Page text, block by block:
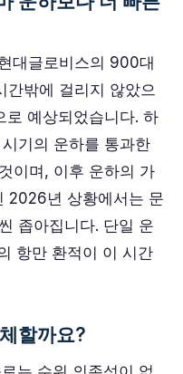
대글로비스의 900대
간밖에 걸리지 않았으
예상되었습니다. 하
기의 운하를 통과한
이며, 이후 운하의 가
2026년 상황에서는 문
좁아집니다. 단일 운
항만 환적이 이 시간
할까요?